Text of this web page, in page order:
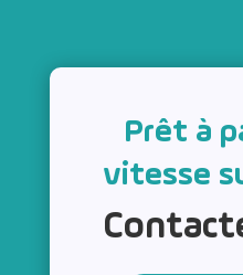
Prêt à
vitesse